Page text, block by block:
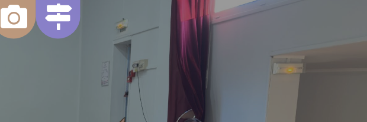
 